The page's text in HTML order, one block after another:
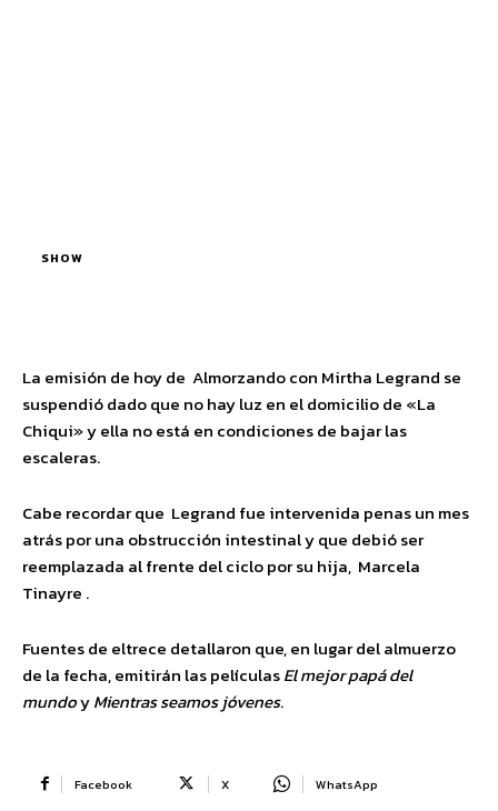
SHOW
La emisión de hoy de Almorzando con Mirtha Legrand se
suspendió dado que no hay luz en el domicilio de «La
Chiqui» y ella no está en condiciones de bajar las
escaleras.
Cabe recordar que Legrand fue intervenida penas un mes
atrás por una obstrucción intestinal y que debió ser
reemplazada al frente del ciclo por su hija, Marcela
Tinayre .
Fuentes de eltrece detallaron que, en lugar del almuerzo
de la fecha, emitirán las películasEl mejor papá del
mundoyMientras seamos jóvenes.
Facebook X WhatsApp